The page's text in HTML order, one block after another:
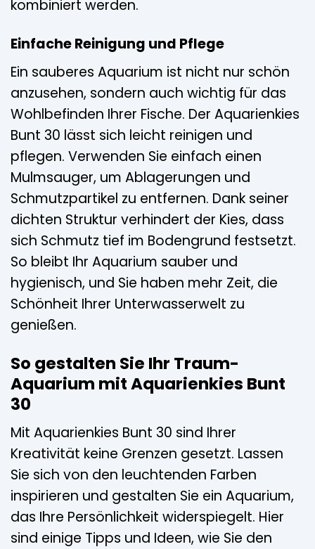
kombiniert werden.
Einfache Reinigung und Pflege
Ein sauberes Aquarium ist nicht nur schön
anzusehen, sondern auch wichtig für das
Wohlbefinden Ihrer Fische. Der Aquarienkies
Bunt 30 lässt sich leicht reinigen und
pflegen. Verwenden Sie einfach einen
Mulmsauger, um Ablagerungen und
Schmutzpartikel zu entfernen. Dank seiner
dichten Struktur verhindert der Kies, dass
sich Schmutz tief im Bodengrund festsetzt.
So bleibt Ihr Aquarium sauber und
hygienisch, und Sie haben mehr Zeit, die
Schönheit Ihrer Unterwasserwelt zu
genießen.
So gestalten Sie Ihr Traum-
Aquarium mit Aquarienkies Bunt
30
Mit Aquarienkies Bunt 30 sind Ihrer
Kreativität keine Grenzen gesetzt. Lassen
Sie sich von den leuchtenden Farben
inspirieren und gestalten Sie ein Aquarium,
das Ihre Persönlichkeit widerspiegelt. Hier
sind einige Tipps und Ideen, wie Sie den